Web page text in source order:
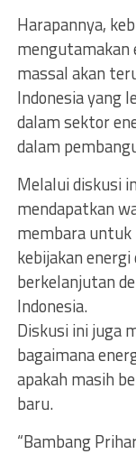
Harapannya,
massal akan
Indonesia yang
dalam sektor
dalam
Melalui diskusi
mendapatkan
membara
kebijakan
berkelanjutan
Indonesia.
Diskusi ini juga
bagaimana
apakah masih
baru.
“Bambang